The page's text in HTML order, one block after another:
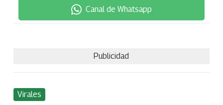
Canal de Whatsapp
Publicidad
Virales